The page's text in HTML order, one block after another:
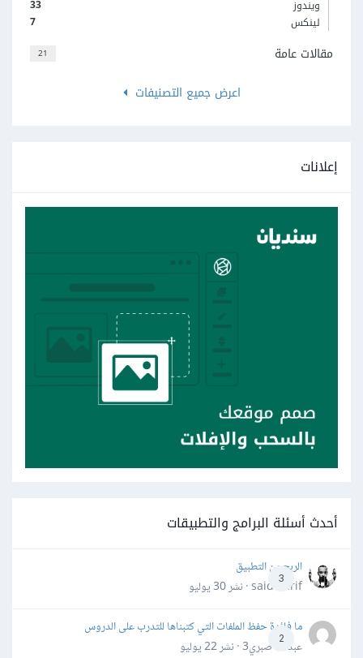
33
ويندوز
7
لينكس
21
مقالات عامة
اعرض جميع التصنيفات
إعلانات
أحدث أسئلة البرامج والتطبيقات
3
الربح من التطبيق
said darif · نشر
30 يوليو
2
ما فائدة حفظ الملفات التي كتبناها للتدرب على الدروس
عبدالله صبري3 · نشر
22 يوليو